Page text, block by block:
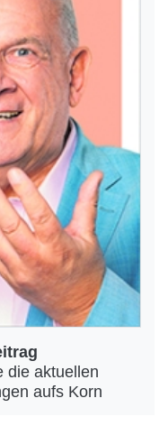
die aktuellen
aufs Korn